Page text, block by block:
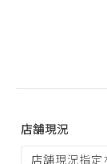
店舗現況